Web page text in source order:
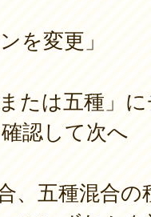
を変更」
たは五種」
認して次へ
、五種混合の